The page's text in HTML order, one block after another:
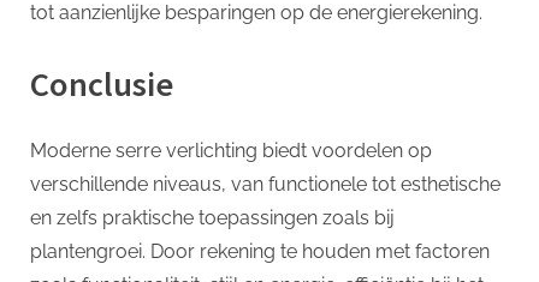
tot aanzienlijke besparingen op de energierekening.
Conclusie
Moderne serre verlichting biedt voordelen op
verschillende niveaus, van functionele tot esthetische
en zelfs praktische toepassingen zoals bij
plantengroei. Door rekening te houden met factoren